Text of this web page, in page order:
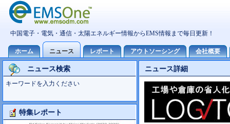
ニュース検索
キーワードを入力ください
特集レポート
ニュース詳細